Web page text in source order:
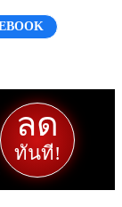
ลด
ทันที!